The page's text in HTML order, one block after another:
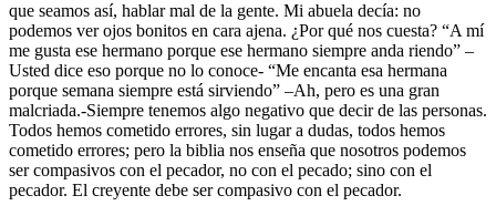
que seamos así, hablar mal de la gente. Mi abuela decía: no
podemos ver ojos bonitos en cara ajena. ¿Por qué nos cuesta? “A mí
me gusta ese hermano porque ese hermano siempre anda riendo” –
Usted dice eso porque no lo conoce- “Me encanta esa hermana
porque semana siempre está sirviendo” –Ah, pero es una gran
malcriada.-Siempre tenemos algo negativo que decir de las personas.
Todos hemos cometido errores, sin lugar a dudas, todos hemos
cometido errores; pero la biblia nos enseña que nosotros podemos
ser compasivos con el pecador, no con el pecado; sino con el
pecador. El creyente debe ser compasivo con el pecador.